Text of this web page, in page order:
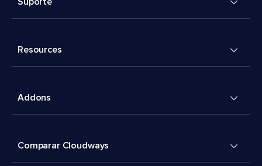
Resources
Addons
Comparar Cloudways